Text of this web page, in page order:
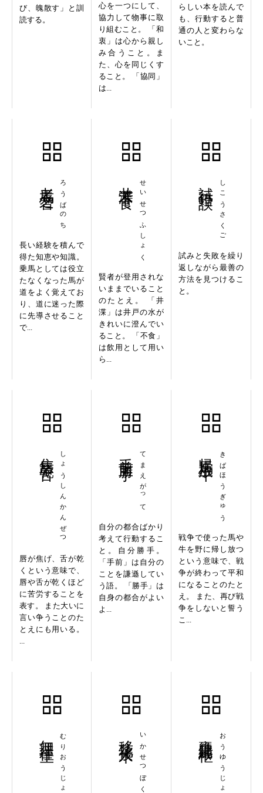
び、魄散す」と訓
読する。
心を一つにして、
協力して物事に取
り組むこと。 「和
衷」は心から親し
み合うこと。ま
た、心を同じくす
ること。 「協同」
は...
らしい本を読んで
も、行動すると普
通の人と変わらな
いこと。
ろうばのち
長い経験を積んで
得た知恵や知識。
乗馬としては役立
たなくなった馬が
道をよく覚えてお
り、道に迷った際
に先導させること
で...
せいせつふしょく
賢者が登用されな
いままでいること
のたとえ。 「井
渫」は井戸の水が
きれいに澄んでい
ること。 「不食」
は飲用として用い
ら...
しこうさくご
試みと失敗を繰り
返しながら最善の
方法を見つけるこ
と。
しょうしんかんぜつ
唇が焦げ、舌が乾
くという意味で、
唇や舌が乾くほど
に苦労することを
表す。 また大いに
言い争うことのた
とえにも用いる。
...
てまえがって
自分の都合ばかり
考えて行動するこ
と。自分勝手。
「手前」は自分の
ことを謙遜してい
う語。 「勝手」は
自身の都合がよい
よ...
きばほうぎゅう
戦争で使った馬や
牛を野に帰し放つ
という意味で、戦
争が終わって平和
になることのたと
え。 また、再び戦
争をしないと誓う
こ...
むりおうじょう いかせつぼく